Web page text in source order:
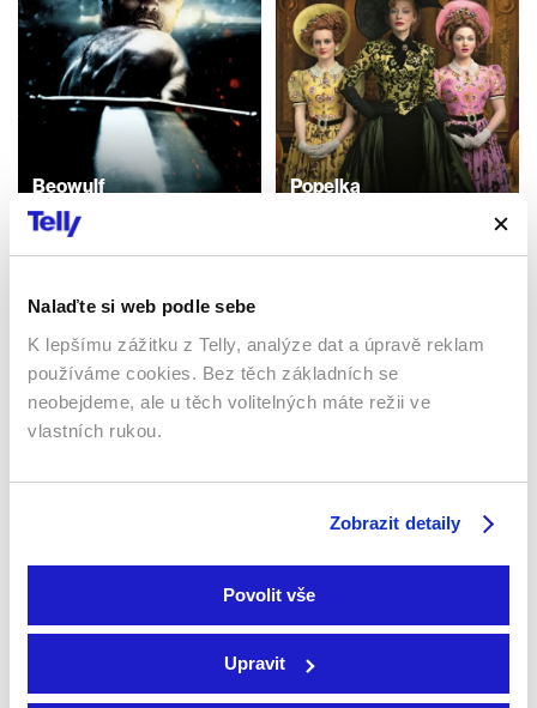
Nalaďte si web podle sebe
K lepšímu zážitku z Telly, analýze dat a úpravě reklam
používáme cookies. Bez těch základních se
neobejdeme, ale u těch volitelných máte režii ve
vlastních rukou.
Zobrazit detaily
Povolit vše
Upravit
Beowulf
1999 | Velká Británie, USA |
90 min
Popelka
Sledujte kdekoliv až na 6 zařízeních